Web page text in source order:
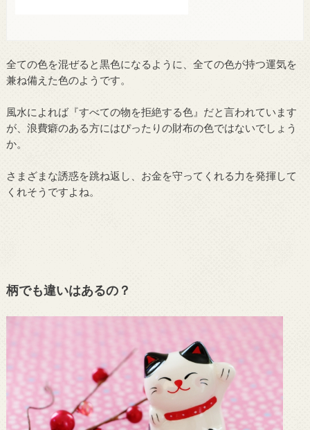
全ての色を混ぜると黒色になるように、全ての色が持つ運気を
兼ね備えた色のようです。
風水によれば『すべての物を拒絶する色』だと言われています
が、浪費癖のある方にはぴったりの財布の色ではないでしょう
か。
さまざまな誘惑を跳ね返し、お金を守ってくれる力を発揮して
くれそうですよね。
柄でも違いはあるの？